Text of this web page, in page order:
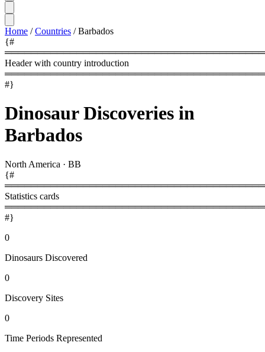
Home / Countries / Barbados
{#
Header with country introduction
#}
Dinosaur Discoveries in
Barbados
North America · BB
{#
Statistics cards
#}
0
Dinosaurs Discovered
0
Discovery Sites
0
Time Periods Represented